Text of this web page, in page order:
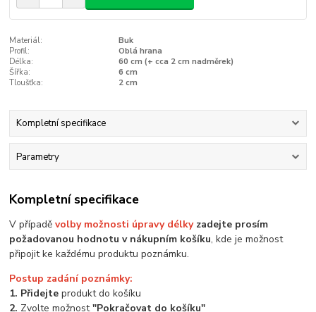
Materiál:
Buk
Profil:
Oblá hrana
Délka:
60 cm (+ cca 2 cm nadměrek)
Šířka:
6 cm
Tloušťka:
2 cm
Kompletní specifikace
Parametry
Kompletní specifikace
V případěvolby možnosti úpravy délkyzadejte prosím
požadovanou hodnotu v nákupním košíku, kde je možnost
připojit ke každému produktu poznámku.
Postup zadání poznámky:
1. Přidejte produkt do košíku
2. Zvolte možnost"Pokračovat do košíku"